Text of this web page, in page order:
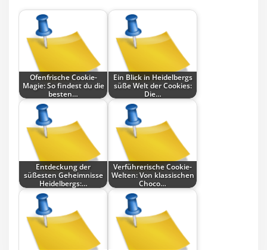
Ofenfrische Cookie-
Magie: So findest du die
besten…
Ein Blick in Heidelbergs
süße Welt der Cookies:
Die…
Entdeckung der
süßesten Geheimnisse
Heidelbergs:…
Verführerische Cookie-
Welten: Von klassischen
Choco…